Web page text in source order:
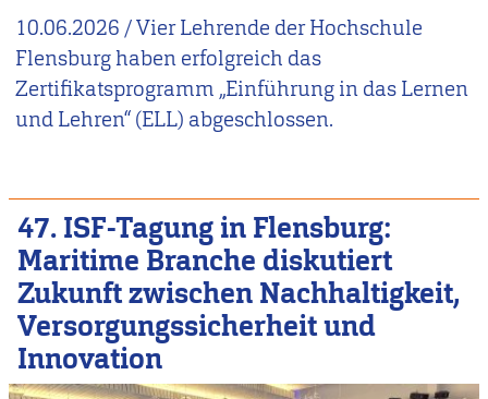
10.06.2026 /Vier Lehrende der Hochschule
Flensburg haben erfolgreich das
Zertifikatsprogramm „Einführung in das Lernen
und Lehren“ (ELL) abgeschlossen.
47. ISF-Tagung in Flensburg:
Maritime Branche diskutiert
Zukunft zwischen Nachhaltigkeit,
Versorgungssicherheit und
Innovation